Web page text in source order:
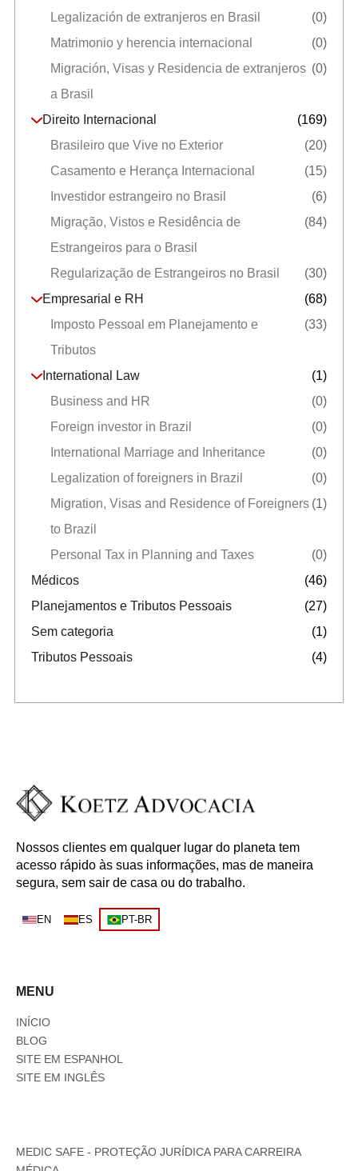
Legalización de extranjeros en Brasil
(0)
Matrimonio y herencia internacional
(0)
Migración, Visas y Residencia de extranjeros
a Brasil
(0)
Direito Internacional
(169)
Brasileiro que Vive no Exterior
(20)
Casamento e Herança Internacional
(15)
Investidor estrangeiro no Brasil
(6)
Migração, Vistos e Residência de
Estrangeiros para o Brasil
(84)
Regularização de Estrangeiros no Brasil
(30)
Empresarial e RH
(68)
Imposto Pessoal em Planejamento e
Tributos
(33)
International Law
(1)
Business and HR
(0)
Foreign investor in Brazil
(0)
International Marriage and Inheritance
(0)
Legalization of foreigners in Brazil
(0)
Migration, Visas and Residence of Foreigners
to Brazil
(1)
Personal Tax in Planning and Taxes
(0)
Médicos
(46)
Planejamentos e Tributos Pessoais
(27)
Sem categoria
(1)
Tributos Pessoais
(4)
Nossos clientes em qualquer lugar do planeta tem
acesso rápido às suas informações, mas de maneira
segura, sem sair de casa ou do trabalho.
EN ES PT-BR
MENU
INÍCIO
BLOG
SITE EM ESPANHOL
SITE EM INGLÊS
MEDIC SAFE - PROTEÇÃO JURÍDICA PARA CARREIRA